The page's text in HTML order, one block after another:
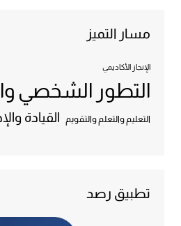
مسار التميز
الإنجاز الأكاديمي
التطور الشخصي
التعليم والتعلم والتقويم القيادة
تطبيق رصد